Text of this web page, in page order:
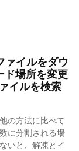
ァイルをダウ
ド場所を変更
イルを検索
の方法に比べて
に分割される場
いと、解凍とイ